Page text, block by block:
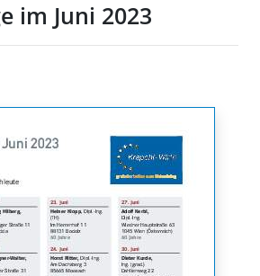
im Juni 2023